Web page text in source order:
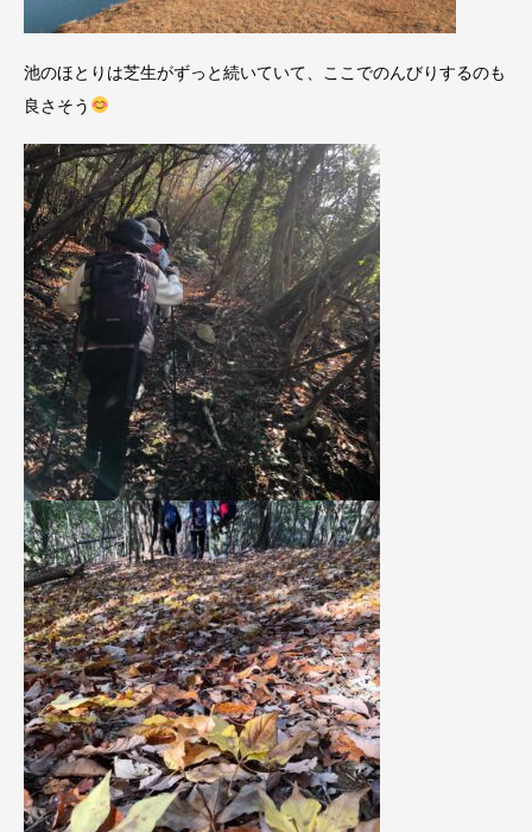
池のほとりは芝生がずっと続いていて、ここでのんびりするのも
良さそう